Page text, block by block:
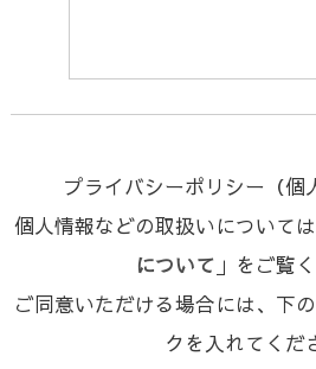
プライバシーポリシー（個
個人情報などの取扱いについて
について 」をご覧
ご同意いただける場合には、下
クを入れてくだ